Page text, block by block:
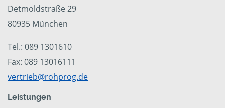
Detmoldstraße 29
80935 München
Tel.: 089 1301610
Fax: 089 13016111
vertrieb@rohprog.de
Leistungen